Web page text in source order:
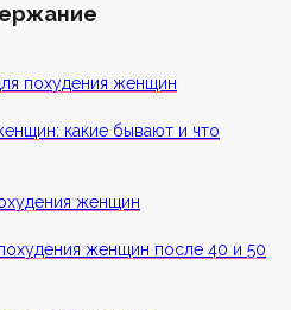
похудения женщин
какие бывают и что
женщин
женщин после 40 и 50